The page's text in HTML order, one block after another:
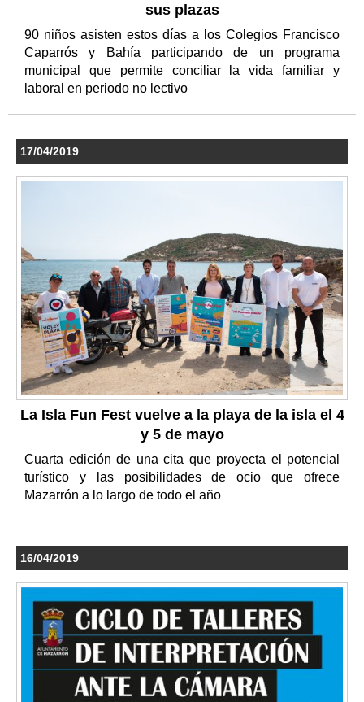
sus plazas
90 niños asisten estos días a los Colegios Francisco
Caparrós y Bahía participando de un programa
municipal que permite conciliar la vida familiar y
laboral en periodo no lectivo
17/04/2019
La Isla Fun Fest vuelve a la playa de la isla el 4
y 5 de mayo
Cuarta edición de una cita que proyecta el potencial
turístico y las posibilidades de ocio que ofrece
Mazarrón a lo largo de todo el año
16/04/2019